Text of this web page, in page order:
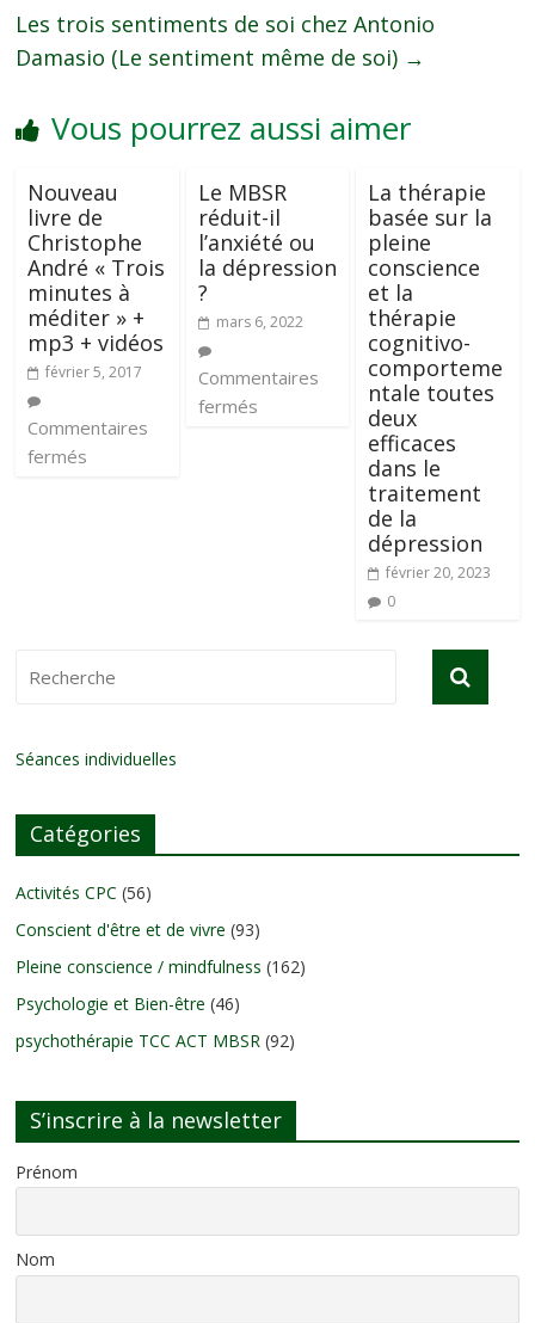
Les trois sentiments de soi chez Antonio
Damasio (Le sentiment même de soi) →
Vous pourrez aussi aimer
Nouveau
livre de
Christophe
André « Trois
minutes à
méditer » +
mp3 + vidéos
février 5, 2017
Commentaires
fermés
Le MBSR
réduit-il
l’anxiété ou
la dépression
?
mars 6, 2022
Commentaires
fermés
La thérapie
basée sur la
pleine
conscience
et la
thérapie
cognitivo-
comporteme
ntale toutes
deux
efficaces
dans le
traitement
de la
dépression
février 20, 2023
0
Séances individuelles
Catégories
Activités CPC (56)
Conscient d'être et de vivre (93)
Pleine conscience / mindfulness (162)
Psychologie et Bien-être (46)
psychothérapie TCC ACT MBSR (92)
S’inscrire à la newsletter
Prénom
Nom